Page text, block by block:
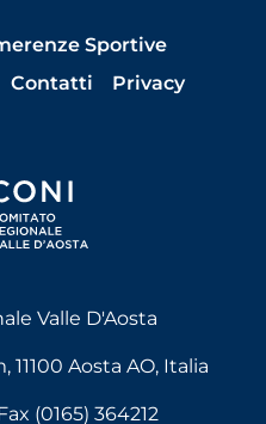
Sportive
Contatti Privacy
Valle D'Aosta
11100 Aosta AO, Italia
(0165) 364212